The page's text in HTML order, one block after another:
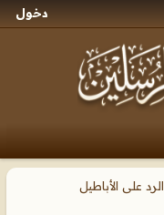
دخول
الرد على الأباطيل